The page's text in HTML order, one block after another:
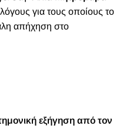
για τους οποίους το
απήχηση στο
εξήγηση από τον